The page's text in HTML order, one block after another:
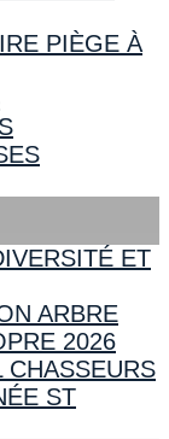
PIÈGE À
ET
ARBRE
2026
CHASSEURS
ST